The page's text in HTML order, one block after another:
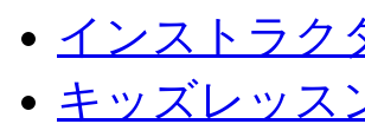
インストラク
キッズレッス